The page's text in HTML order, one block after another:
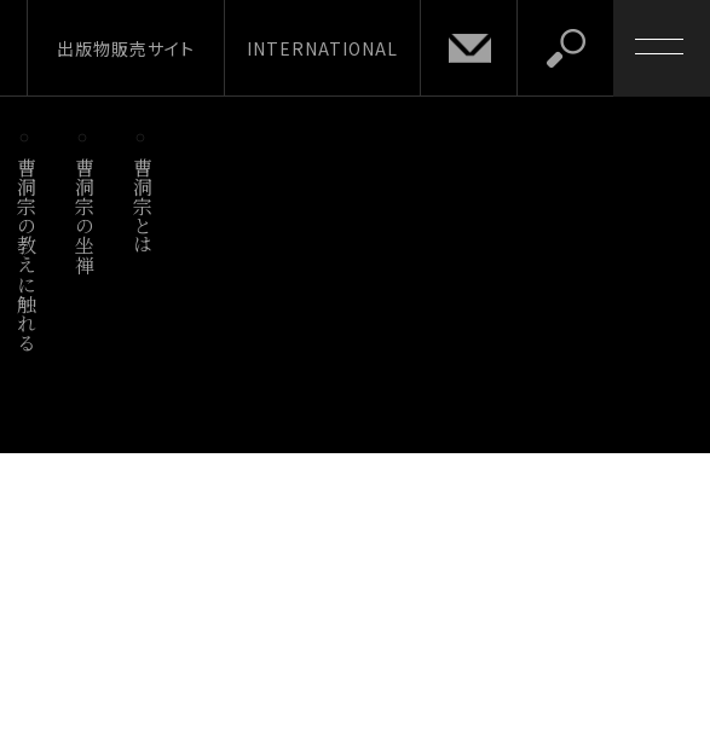
出版物販売サイト INTERNATIONAL
曹洞宗の教えに触れる 曹洞宗の坐禅 曹洞宗とは